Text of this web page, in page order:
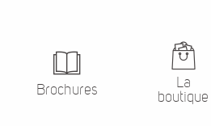
Brochures
La
boutique